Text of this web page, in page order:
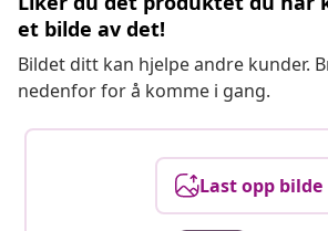
et bilde av det!
Bildet ditt kan hjelpe andre kunder.
nedenfor for å komme i gang.
Last opp bilde